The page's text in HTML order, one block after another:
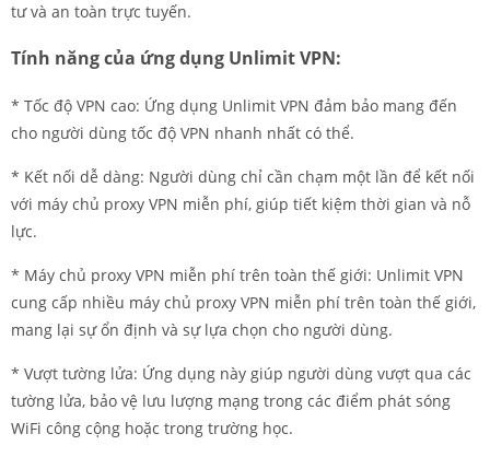
tư và an toàn trực tuyến.
Tính năng của ứng dụng Unlimit VPN:
* Tốc độ VPN cao: Ứng dụng Unlimit VPN đảm bảo mang đến
cho người dùng tốc độ VPN nhanh nhất có thể.
* Kết nối dễ dàng: Người dùng chỉ cần chạm một lần để kết nối
với máy chủ proxy VPN miễn phí, giúp tiết kiệm thời gian và nỗ
lực.
* Máy chủ proxy VPN miễn phí trên toàn thế giới: Unlimit VPN
cung cấp nhiều máy chủ proxy VPN miễn phí trên toàn thế giới,
mang lại sự ổn định và sự lựa chọn cho người dùng.
* Vượt tường lửa: Ứng dụng này giúp người dùng vượt qua các
tường lửa, bảo vệ lưu lượng mạng trong các điểm phát sóng
WiFi công cộng hoặc trong trường học.